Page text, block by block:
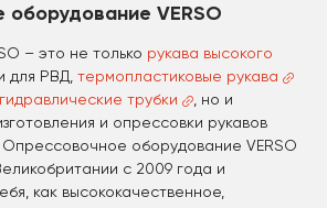
VERSO
– это не только рукава высокого
для РВД, термопластиковые рукава
гидравлические трубки
, но и
и опрессовки рукавов
Опрессовочное оборудование VERSO
с 2009 года и
как высококачественное,